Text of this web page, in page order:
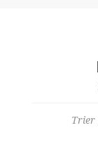
Trier